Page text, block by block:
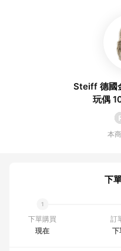
Steiff 德國
本
下
下單購買
現在
訂
下